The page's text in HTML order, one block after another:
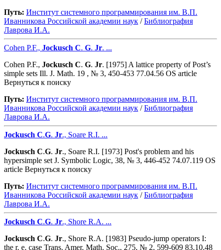
Путь: Институт системного программирования им. В.П.
Иванникова Роcсийской академии наук /Библиография
Лаврова И.А.
Cohen P.F., Jockusch C. G. Jr. ...
Cohen P.F., Jockusch C. G. Jr. [1975] A lattice property of Post’s
simple sets Ill. J. Math. 19 , № 3, 450-453 77.04.56 OS article
Вернуться к поиску
Путь: Институт системного программирования им. В.П.
Иванникова Роcсийской академии наук /Библиография
Лаврова И.А.
Jockusch C.G. Jr., Soare R.I. ...
Jockusch C.G. Jr., Soare R.I. [1973] Post's problem and his
hypersimple set J. Symbolic Logic, 38, № 3, 446-452 74.07.119 OS
article Вернуться к поиску
Путь: Институт системного программирования им. В.П.
Иванникова Роcсийской академии наук /Библиография
Лаврова И.А.
Jockusch C.G. Jr., Shore R.A. ...
Jockusch C.G. Jr., Shore R.A. [1983] Pseudo-jump operators I:
the r. e. case Trans. Amer. Math. Soc., 275, № 2, 599-609 83.10.48